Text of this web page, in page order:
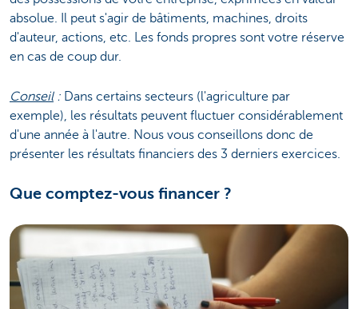
absolue. Il peut s'agir de bâtiments, machines, droits
d'auteur, actions, etc. Les fonds propres sont votre réserve
en cas de coup dur.
Conseil: Dans certains secteurs (l'agriculture par
exemple), les résultats peuvent fluctuer considérablement
d'une année à l'autre. Nous vous conseillons donc de
présenter les résultats financiers des 3 derniers exercices.
Que comptez-vous financer ?